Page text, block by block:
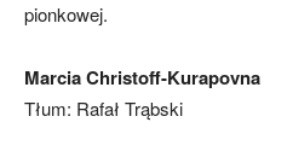
pionkowej.
Marcia Christoff-Kurapovna
Tłum: Rafał Trąbski